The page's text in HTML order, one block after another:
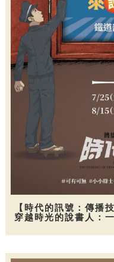
【時代的訊號：傳播
穿越時光的說書人：